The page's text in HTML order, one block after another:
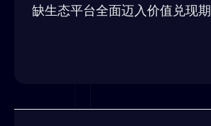
缺生态平台全面迈入价值兑现期